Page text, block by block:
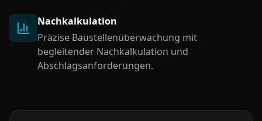
Nachkalkulation
Präzise Baustellenüberwachung mit
begleitender Nachkalkulation und
Abschlagsanforderungen.